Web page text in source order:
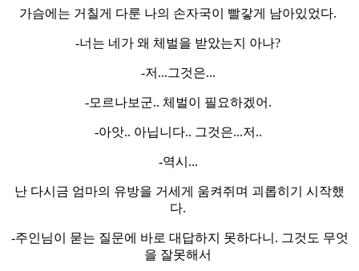
가슴에는 거칠게 다룬 나의 손자국이 빨갛게 남아있었다.
-너는 네가 왜 체벌을 받았는지 아나?
-저...그것은...
-모르나보군.. 체벌이 필요하겠어.
-아앗.. 아닙니다.. 그것은...저..
-역시...
난 다시금 엄마의 유방을 거세게 움켜쥐며 괴롭히기 시작했
다.
-주인님이 묻는 질문에 바로 대답하지 못하다니. 그것도 무엇
을 잘못해서